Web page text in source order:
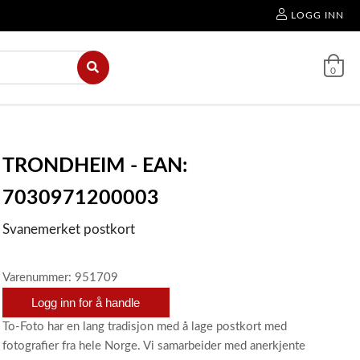
LOGG INN
0
TRONDHEIM - EAN:
7030971200003
Svanemerket postkort
Varenummer: 951709
Logg inn for å handle
To-Foto har en lang tradisjon med å lage postkort med
fotografier fra hele Norge. Vi samarbeider med anerkjente